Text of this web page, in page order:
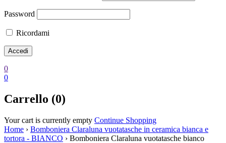
Password
Ricordami
0
0
Carrello (0)
Your cart is currently empty Continue Shopping
Home › Bomboniera Claraluna vuotatasche in ceramica bianca e
tortora - BIANCO › Bomboniera Claraluna vuotatasche bianco